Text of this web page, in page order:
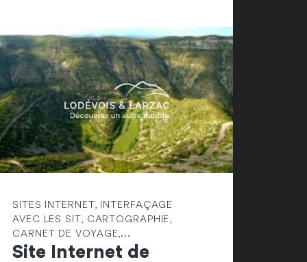
SITES INTERNET, INTERFAÇAGE
AVEC LES SIT, CARTOGRAPHIE,
CARNET DE VOYAGE,...
Site Internet de